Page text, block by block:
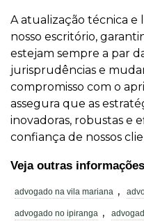
A atualização técnica
nosso escritório,
estejam sempre a par
jurisprudências e
compromisso com o
assegura que as
inovadoras, robustas e
confiança de nossos
Veja outras
advogado na vila mariana ,
advogado no ipiranga ,